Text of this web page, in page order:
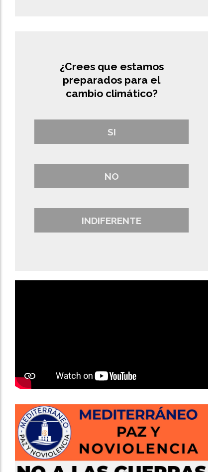
¿Crees que estamos
preparados para el
cambio climático?
SI
NO
INDIFERENTE